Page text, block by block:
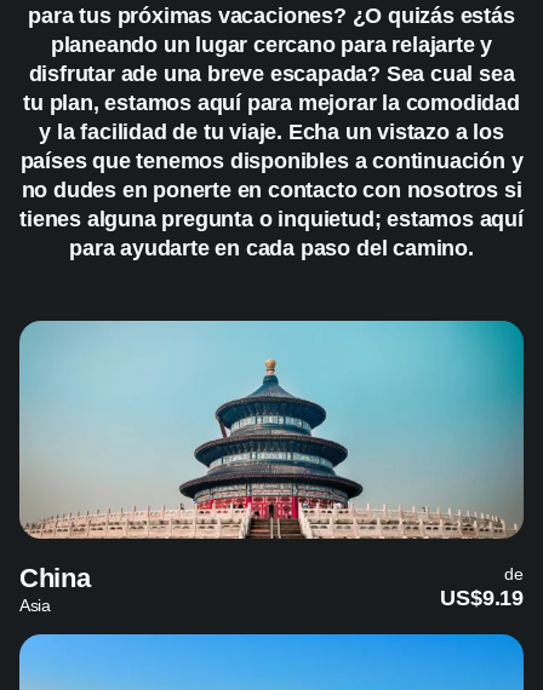
para tus próximas vacaciones? ¿O quizás estás
planeando un lugar cercano para relajarte y
disfrutar ade una breve escapada? Sea cual sea
tu plan, estamos aquí para mejorar la comodidad
y la facilidad de tu viaje. Echa un vistazo a los
países que tenemos disponibles a continuación y
no dudes en ponerte en contacto con nosotros si
tienes alguna pregunta o inquietud; estamos aquí
para ayudarte en cada paso del camino.
China
Asia
de
US$9.19